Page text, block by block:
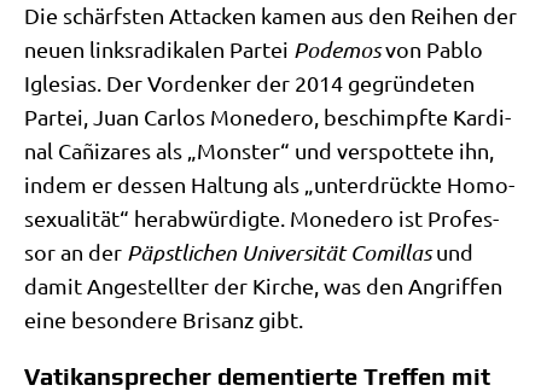
Die schärf­sten Attacken kamen aus den Rei­hen der
neu­en links­ra­di­ka­len Par­tei Pode­mosvon Pablo
Igle­si­as. Der Vor­den­ker der 2014 gegrün­de­ten
Par­tei, Juan Car­los Mone­de­ro, beschimpf­te Kar­di­
nal Cañi­zares als „Mon­ster“ und ver­spot­te­te ihn,
indem er des­sen Hal­tung als „unter­drück­te Homo­
se­xua­li­tät“ her­ab­wür­dig­te. Mone­de­ro ist Pro­fes­
sor an der Päpst­li­chen Uni­ver­si­tät Comil­lasund
damit Ange­stell­ter der Kir­che, was den Angrif­fen
eine beson­de­re Bri­sanz gibt.
Vatikansprecher dementierte Treffen mit